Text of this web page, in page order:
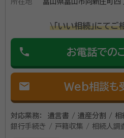
\「いい相続」にて
phone お電話での
mail Web相談も
対応業務：
遺言書 / 遺産分割 / 相
銀行手続き / 戸籍収集 / 相続人調